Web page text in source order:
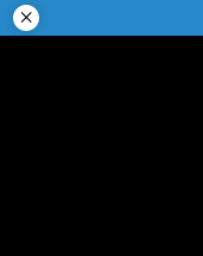
×